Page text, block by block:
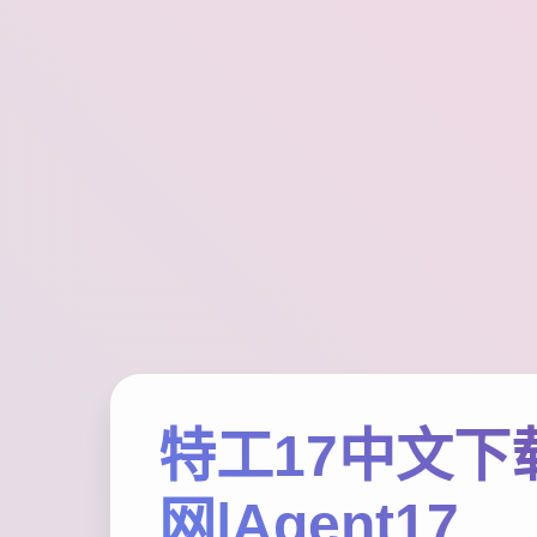
特工17中文下
网|Agent17